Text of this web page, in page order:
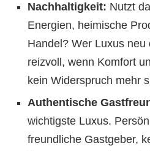
Nachhaltigkeit: Nutzt
Energien, heimische
Handel? Wer Luxus neu
reizvoll, wenn Komfort
kein Widerspruch mehr
Authentische
wichtigste Luxus.
freundliche Gastgeber,